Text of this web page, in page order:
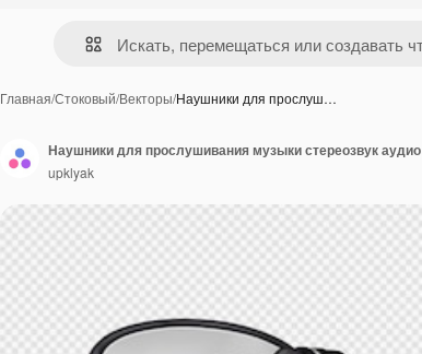
Главная/Стоковый/Векторы/Наушники для прослуш…
Наушники для прослушивания музыки стереозвук аудио
upklyak